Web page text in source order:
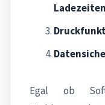
Ladezeiten
Egal ob